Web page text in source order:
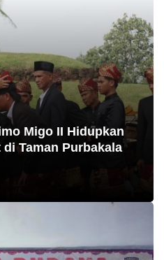
Migo II Hidupkan
Taman Purbakala